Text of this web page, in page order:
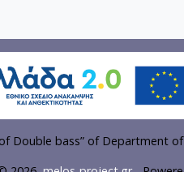
Double bass” of Department